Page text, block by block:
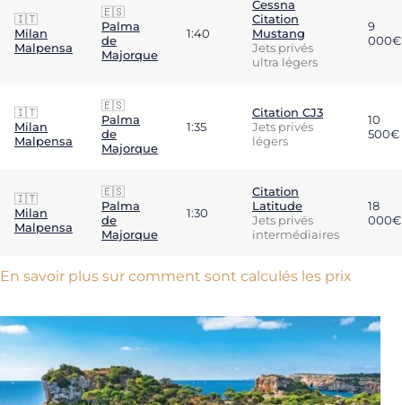
🇮🇹
Milan
Malpensa
🇪🇸
Palma
de
Majorque
1:40
Cessna
Citation
Mustang
Jets privés
ultra légers
9
000€
🇮🇹
Milan
Malpensa
🇪🇸
Palma
de
Majorque
1:35
Citation CJ3
Jets privés
légers
10
500€
🇮🇹
Milan
Malpensa
🇪🇸
Palma
de
Majorque
1:30
Citation
Latitude
Jets privés
intermédiaires
18
000€
En savoir plus sur comment sont calculés les prix